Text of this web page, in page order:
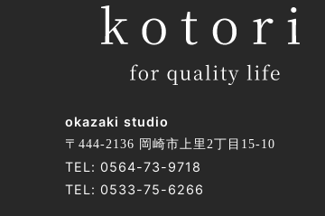
okazaki studio
〒444-2136 岡崎市上里2丁目15-10
TEL: 0564-73-9718
TEL: 0533-75-6266